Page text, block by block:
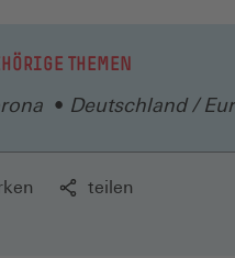
THEMEN
Deutschland /
teilen